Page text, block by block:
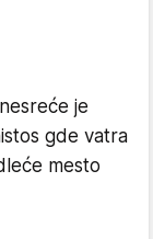
je
gde vatra
mesto